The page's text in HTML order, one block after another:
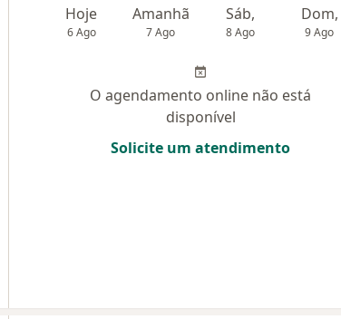
Hoje
6 Ago
Amanhã
7 Ago
Sáb,
8 Ago
Dom,
9 Ago
O agendamento online não está
disponível
Solicite um atendimento